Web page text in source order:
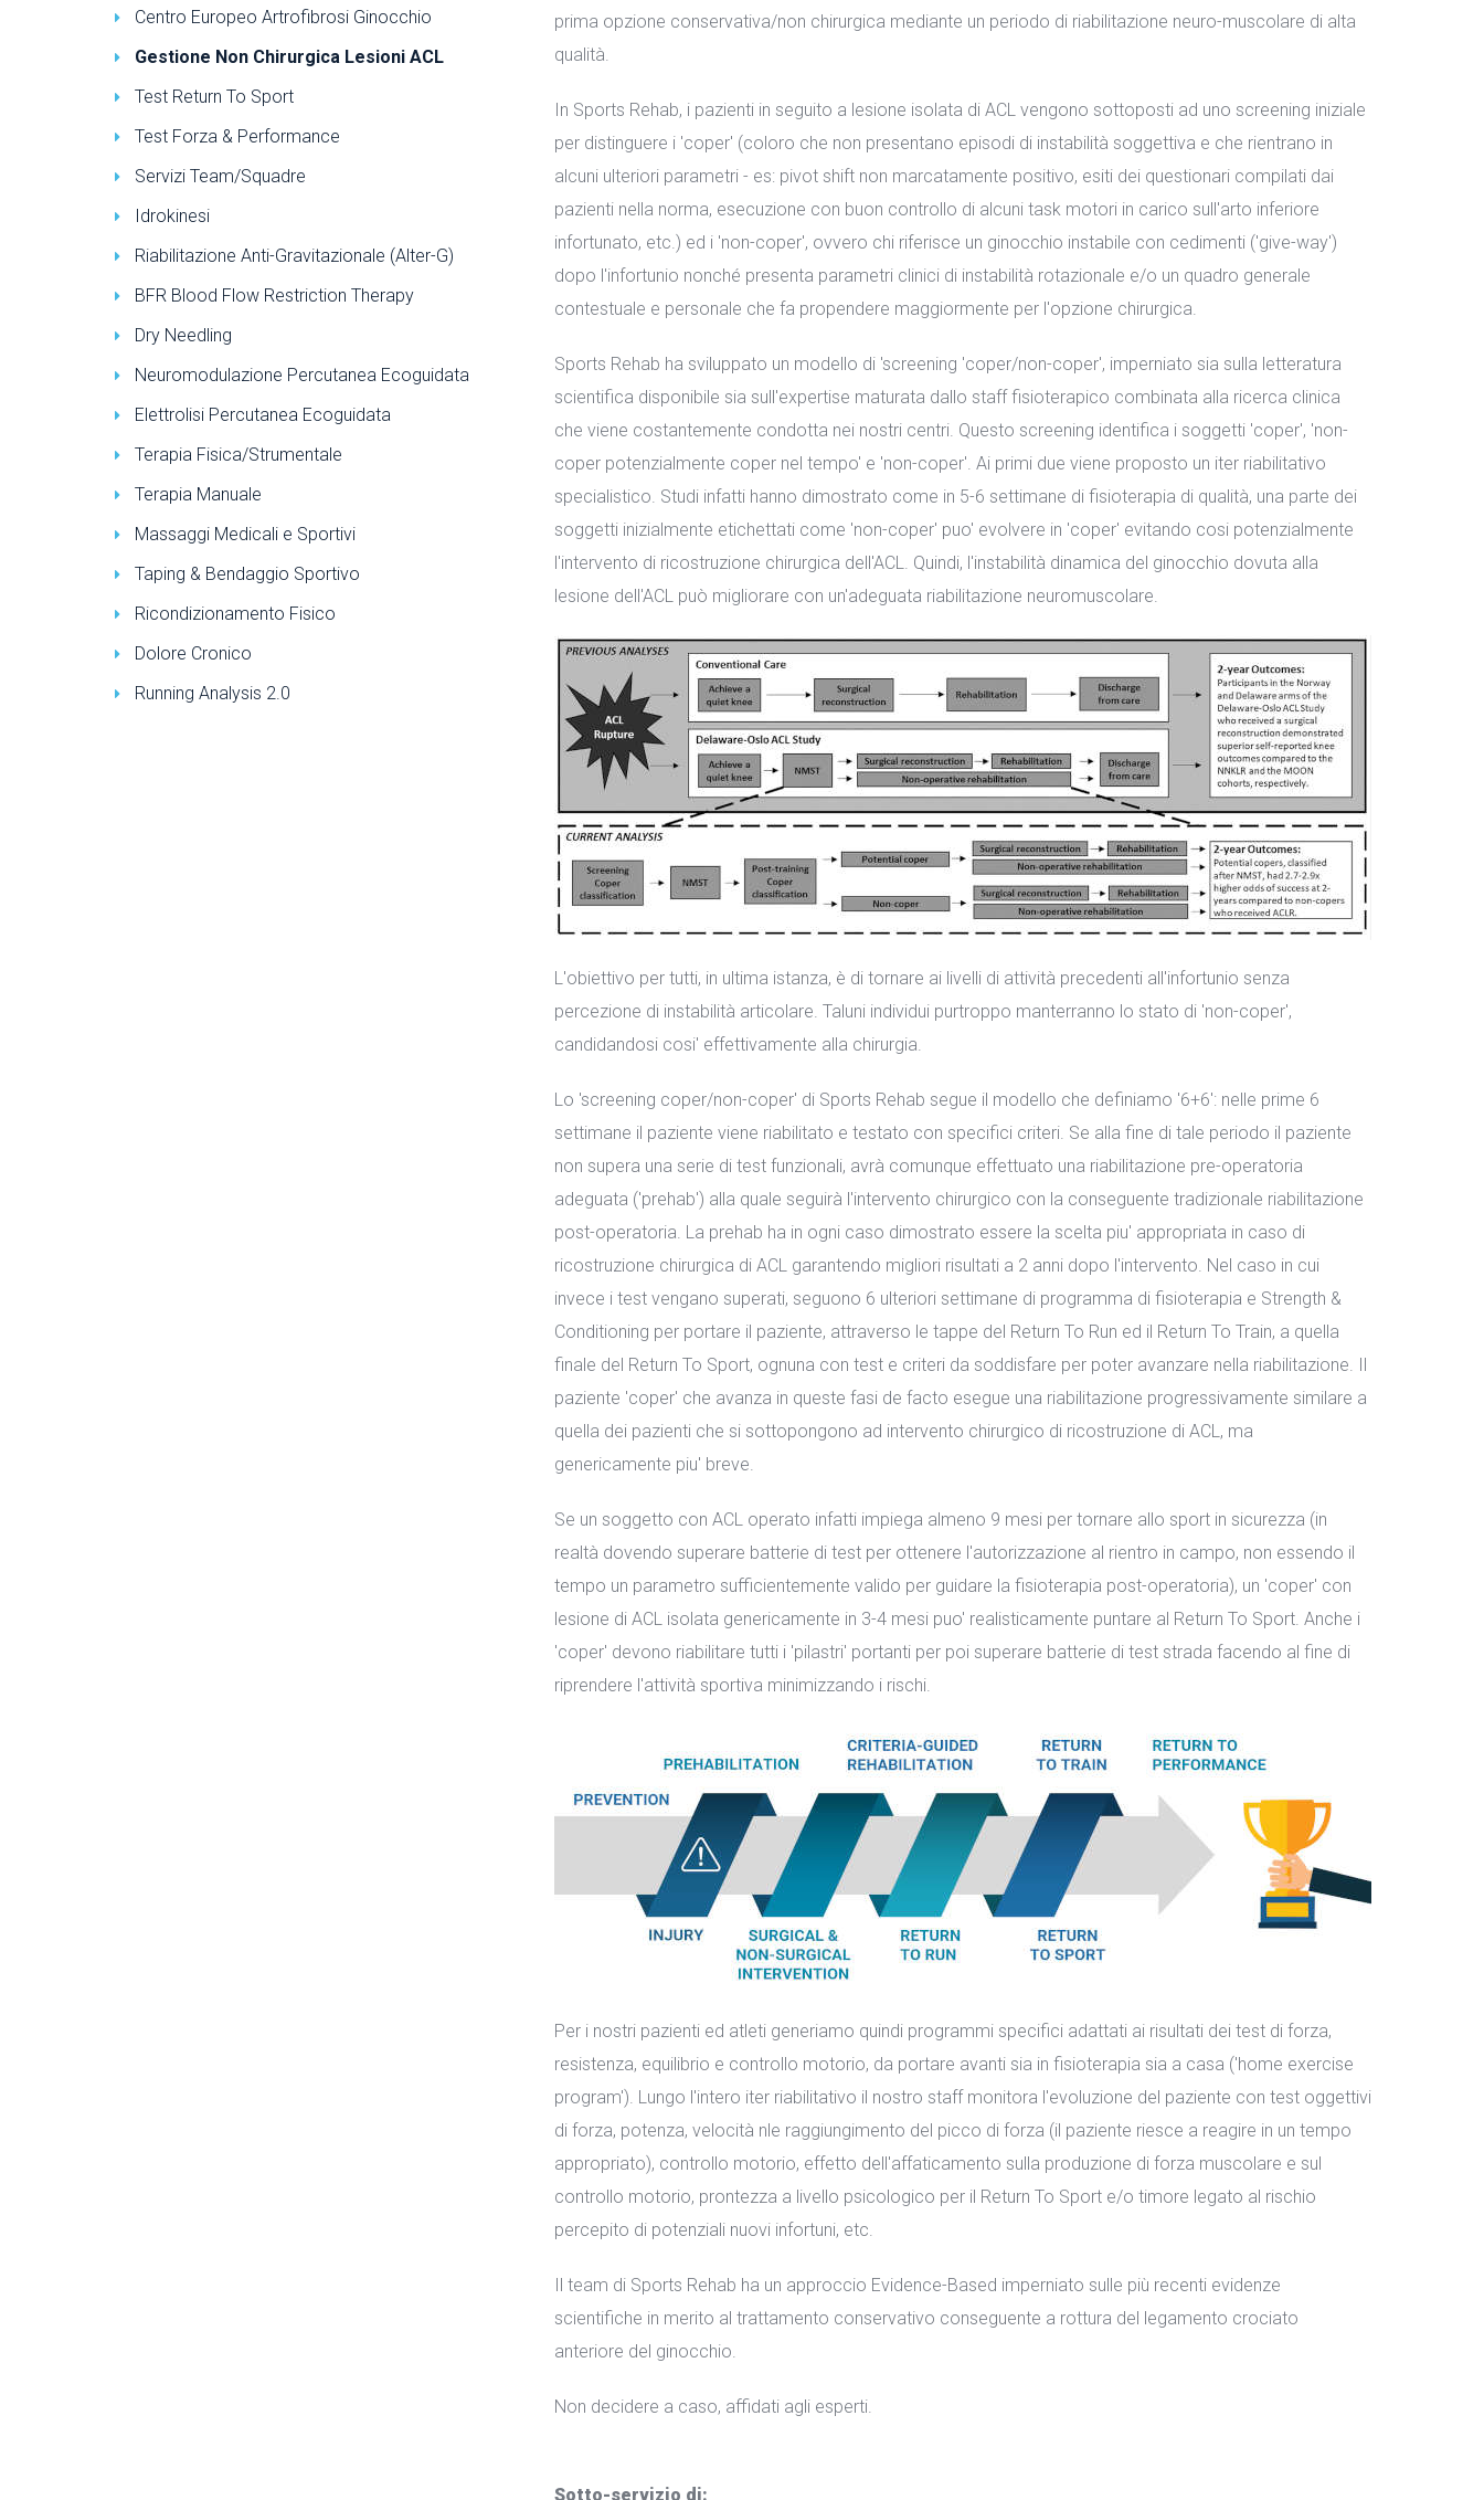
prima opzione conservativa/non chirurgica mediante un periodo di riabilitazione neuro-muscolare di alta
qualità.
In Sports Rehab, i pazienti in seguito a lesione isolata di ACL vengono sottoposti ad uno screening iniziale
per distinguere i 'coper' (coloro che non presentano episodi di instabilità soggettiva e che rientrano in
alcuni ulteriori parametri - es: pivot shift non marcatamente positivo, esiti dei questionari compilati dai
pazienti nella norma, esecuzione con buon controllo di alcuni task motori in carico sull'arto inferiore
infortunato, etc.) ed i 'non-coper', ovvero chi riferisce un ginocchio instabile con cedimenti ('give-way')
dopo l'infortunio nonché presenta parametri clinici di instabilità rotazionale e/o un quadro generale
contestuale e personale che fa propendere maggiormente per l'opzione chirurgica.
Sports Rehab ha sviluppato un modello di 'screening 'coper/non-coper', imperniato sia sulla letteratura
scientifica disponibile sia sull'expertise maturata dallo staff fisioterapico combinata alla ricerca clinica
che viene costantemente condotta nei nostri centri. Questo screening identifica i soggetti 'coper', 'non-
coper potenzialmente coper nel tempo' e 'non-coper'. Ai primi due viene proposto un iter riabilitativo
specialistico. Studi infatti hanno dimostrato come in 5-6 settimane di fisioterapia di qualità, una parte dei
soggetti inizialmente etichettati come 'non-coper' puo' evolvere in 'coper' evitando cosi potenzialmente
l'intervento di ricostruzione chirurgica dell'ACL. Quindi, l'instabilità dinamica del ginocchio dovuta alla
lesione dell'ACL può migliorare con un'adeguata riabilitazione neuromuscolare.
L'obiettivo per tutti, in ultima istanza, è di tornare ai livelli di attività precedenti all'infortunio senza
percezione di instabilità articolare. Taluni individui purtroppo manterranno lo stato di 'non-coper',
candidandosi cosi' effettivamente alla chirurgia.
Lo 'screening coper/non-coper' di Sports Rehab segue il modello che definiamo '6+6': nelle prime 6
settimane il paziente viene riabilitato e testato con specifici criteri. Se alla fine di tale periodo il paziente
non supera una serie di test funzionali, avrà comunque effettuato una riabilitazione pre-operatoria
adeguata ('prehab') alla quale seguirà l'intervento chirurgico con la conseguente tradizionale riabilitazione
post-operatoria. La prehab ha in ogni caso dimostrato essere la scelta piu' appropriata in caso di
ricostruzione chirurgica di ACL garantendo migliori risultati a 2 anni dopo l'intervento. Nel caso in cui
invece i test vengano superati, seguono 6 ulteriori settimane di programma di fisioterapia e Strength &
Conditioning per portare il paziente, attraverso le tappe del Return To Run ed il Return To Train, a quella
finale del Return To Sport, ognuna con test e criteri da soddisfare per poter avanzare nella riabilitazione. Il
paziente 'coper' che avanza in queste fasi de facto esegue una riabilitazione progressivamente similare a
quella dei pazienti che si sottopongono ad intervento chirurgico di ricostruzione di ACL, ma
genericamente piu' breve.
Se un soggetto con ACL operato infatti impiega almeno 9 mesi per tornare allo sport in sicurezza (in
realtà dovendo superare batterie di test per ottenere l'autorizzazione al rientro in campo, non essendo il
tempo un parametro sufficientemente valido per guidare la fisioterapia post-operatoria), un 'coper' con
lesione di ACL isolata genericamente in 3-4 mesi puo' realisticamente puntare al Return To Sport. Anche i
'coper' devono riabilitare tutti i 'pilastri' portanti per poi superare batterie di test strada facendo al fine di
riprendere l'attività sportiva minimizzando i rischi.
Per i nostri pazienti ed atleti generiamo quindi programmi specifici adattati ai risultati dei test di forza,
resistenza, equilibrio e controllo motorio, da portare avanti sia in fisioterapia sia a casa ('home exercise
program'). Lungo l'intero iter riabilitativo il nostro staff monitora l'evoluzione del paziente con test oggettivi
di forza, potenza, velocità nle raggiungimento del picco di forza (il paziente riesce a reagire in un tempo
appropriato), controllo motorio, effetto dell'affaticamento sulla produzione di forza muscolare e sul
controllo motorio, prontezza a livello psicologico per il Return To Sport e/o timore legato al rischio
percepito di potenziali nuovi infortuni, etc.
Il team di Sports Rehab ha un approccio Evidence-Based imperniato sulle più recenti evidenze
scientifiche in merito al trattamento conservativo conseguente a rottura del legamento crociato
anteriore del ginocchio.
Non decidere a caso, affidati agli esperti.
Sotto-servizio di:
Centro Europeo Artrofibrosi Ginocchio
Gestione Non Chirurgica Lesioni ACL
Test Return To Sport
Test Forza & Performance
Servizi Team/Squadre
Idrokinesi
Riabilitazione Anti-Gravitazionale (Alter-G)
BFR Blood Flow Restriction Therapy
Dry Needling
Neuromodulazione Percutanea Ecoguidata
Elettrolisi Percutanea Ecoguidata
Terapia Fisica/Strumentale
Terapia Manuale
Massaggi Medicali e Sportivi
Taping & Bendaggio Sportivo
Ricondizionamento Fisico
Dolore Cronico
Running Analysis 2.0